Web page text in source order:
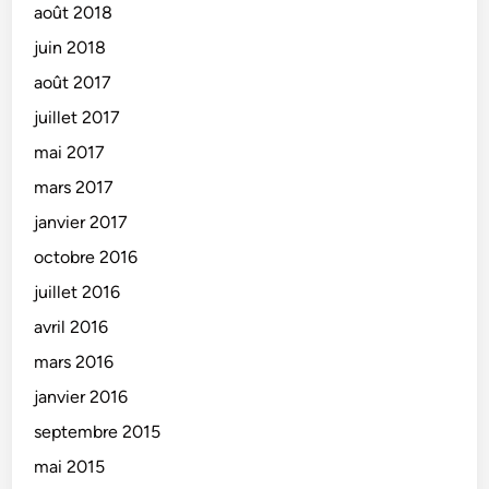
août 2018
juin 2018
août 2017
juillet 2017
mai 2017
mars 2017
janvier 2017
octobre 2016
juillet 2016
avril 2016
mars 2016
janvier 2016
septembre 2015
mai 2015